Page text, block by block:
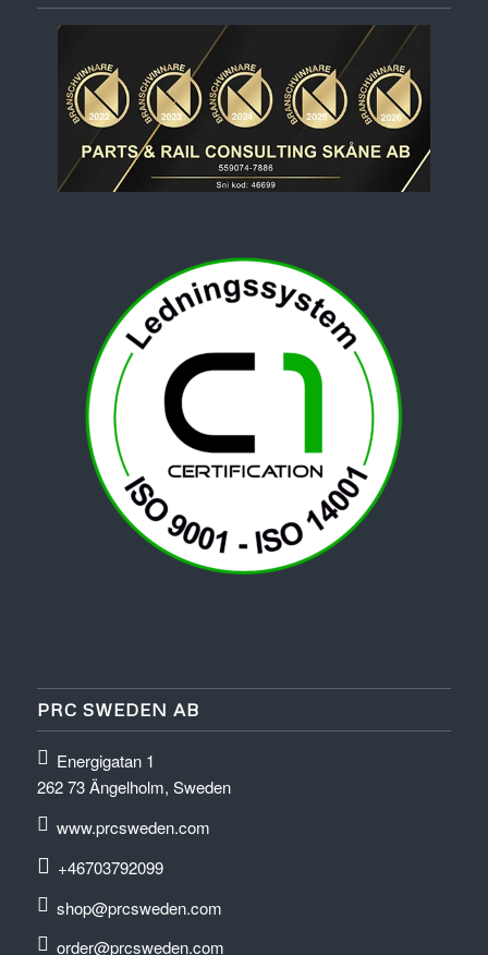
PRC SWEDEN AB
Energigatan 1
262 73 Ängelholm, Sweden
www.prcsweden.com
+46703792099
shop@prcsweden.com
order@prcsweden.com